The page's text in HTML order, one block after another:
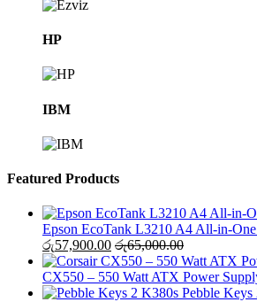
HP
IBM
Featured Products
Epson EcoTank L3210 A4 All-in-
රු57,900.00 රු65,000.00
CX550 – 550 Watt ATX Power
Pebble Keys